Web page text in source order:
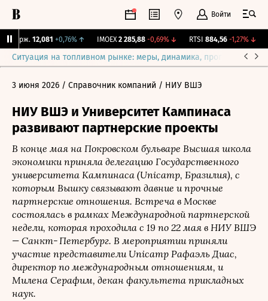
Войти
Бирж. 12,081 +0,76%↑ IMOEX 2 285,88 -0,69%↓ RTSI 884,56 -1,27%↓
Ситуация на топливном рынке: меры, динамика, прогнозы
3 июня 2026 / Справочник компаний / НИУ ВШЭ
НИУ ВШЭ и Университет Кампинаса
развивают партнерские проекты
В конце мая на Покровском бульваре Высшая школа
экономики приняла делегацию Государственного
университета Кампинаса (Unicamp, Бразилия), с
которым Вышку связывают давние и прочные
партнерские отношения. Встреча в Москве
состоялась в рамках Международной партнерской
недели, которая проходила с 19 по 22 мая в НИУ ВШЭ
— Санкт‑Петербург. В мероприятии приняли
участие представители Unicamp Рафаэль Диас,
директор по международным отношениям, и
Милена Серафим, декан факультета прикладных
наук.